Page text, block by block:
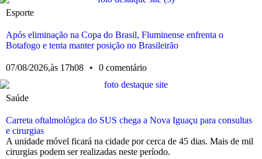
Esporte
Após eliminação na Copa do Brasil, Fluminense enfrenta o
Botafogo e tenta manter posição no Brasileirão
07/08/2026,às 17h08 • 0 comentário
Saúde
Carreta oftalmológica do SUS chega a Nova Iguaçu para consultas
e cirurgias
A unidade móvel ficará na cidade por cerca de 45 dias. Mais de mil
cirurgias podem ser realizadas neste período.